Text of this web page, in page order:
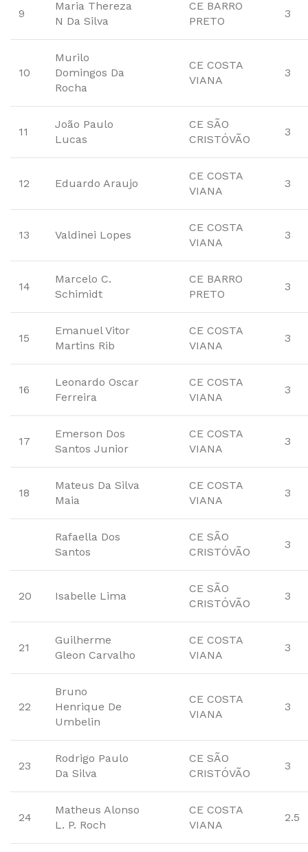
9
Maria Thereza
N Da Silva
CE BARRO
PRETO
3
10
Murilo
Domingos Da
Rocha
CE COSTA
VIANA
3
11
João Paulo
Lucas
CE SÃO
CRISTÓVÃO
3
12 Eduardo Araujo
CE COSTA
VIANA
3
13 Valdinei Lopes
CE COSTA
VIANA
3
14
Marcelo C.
Schimidt
CE BARRO
PRETO
3
15
Emanuel Vitor
Martins Rib
CE COSTA
VIANA
3
16
Leonardo Oscar
Ferreira
CE COSTA
VIANA
3
17
Emerson Dos
Santos Junior
CE COSTA
VIANA
3
18
Mateus Da Silva
Maia
CE COSTA
VIANA
3
Rafaella Dos
Santos
CE SÃO
CRISTÓVÃO
3
20 Isabelle Lima
CE SÃO
CRISTÓVÃO
3
21
Guilherme
Gleon Carvalho
CE COSTA
VIANA
3
22
Bruno
Henrique De
Umbelin
CE COSTA
VIANA
3
23
Rodrigo Paulo
Da Silva
CE SÃO
CRISTÓVÃO
3
24
Matheus Alonso
L. P. Roch
CE COSTA
VIANA
2.5